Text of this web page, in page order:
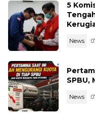
5
News
SPBU,
News